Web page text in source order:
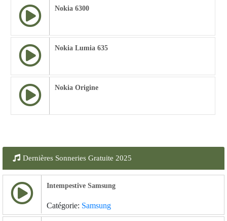
Nokia 6300
Nokia Lumia 635
Nokia Origine
Dernières Sonneries Gratuite 2025
Intempestive Samsung
Catégorie: Samsung